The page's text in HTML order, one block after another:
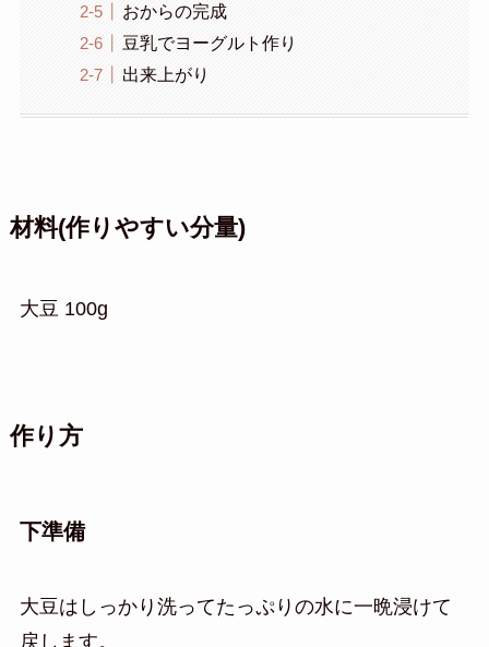
おからの完成
豆乳でヨーグルト作り
出来上がり
材料(作りやすい分量)
大豆 100g
作り方
下準備
大豆はしっかり洗ってたっぷりの水に一晩浸けて
戻します。